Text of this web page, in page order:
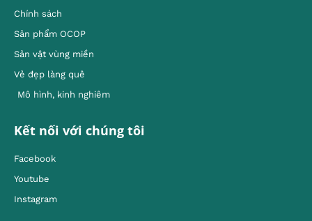
Chính sách
Sản phẩm OCOP
Sản vật vùng miền
Vẻ đẹp làng quê
Mô hình, kinh nghiêm
Kết nối với chúng tôi
Facebook
Youtube
Instagram